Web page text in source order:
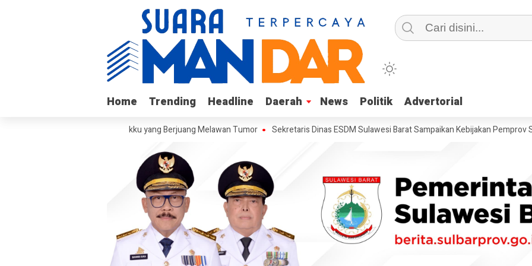
Home Trending Headline Daerah News Politik Advertorial
Home Trending Headline Daerah News Politik Advertorial
Arif, Remaja Kalukku yang Berjuang Melawan Tumor Sekretaris Dinas ESDM Sulawesi Barat Sampaikan Kebijakan Pemprov Sulbar